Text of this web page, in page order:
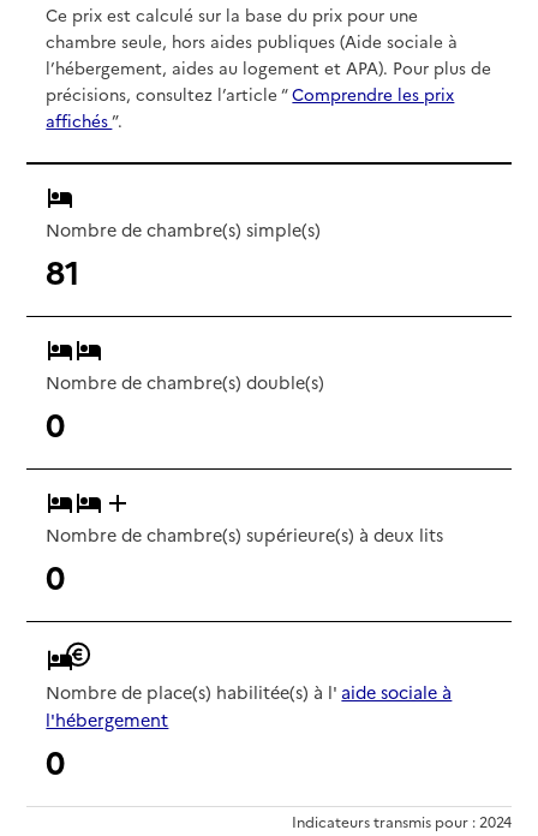
Ce prix est calculé sur la base du prix pour une
chambre seule, hors aides publiques (Aide sociale à
l’hébergement, aides au logement et APA). Pour plus de
précisions, consultez l’article “Comprendre les prix
affichés”.
Nombre de chambre(s) simple(s)
81
Nombre de chambre(s) double(s)
0
Nombre de chambre(s) supérieure(s) à deux lits
0
Nombre de place(s) habilitée(s) à l' aide sociale à
l'hébergement
0
Indicateurs transmis pour : 2024